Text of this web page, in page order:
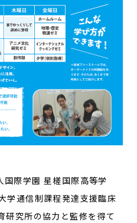
国際学園 星槎国際高等学
学通信制課程発達支援臨床
研究所の協力と監修を得て